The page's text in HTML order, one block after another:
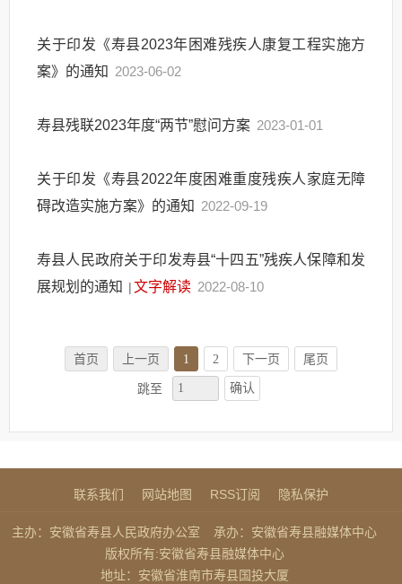
关于印发《寿县2023年困难残疾人康复工程实施方
案》的通知 2023-06-02
寿县残联2023年度“两节”慰问方案 2023-01-01
关于印发《寿县2022年度困难重度残疾人家庭无障
碍改造实施方案》的通知 2022-09-19
寿县人民政府关于印发寿县“十四五”残疾人保障和发
展规划的通知 |文字解读 2022-08-10
首页 上一页 1 2 下一页 尾页
跳至 确认
联系我们 网站地图 RSS订阅 隐私保护
主办：安徽省寿县人民政府办公室
承办：安徽省寿县融媒体中心
版权所有:安徽省寿县融媒体中心
地址：安徽省淮南市寿县国投大厦